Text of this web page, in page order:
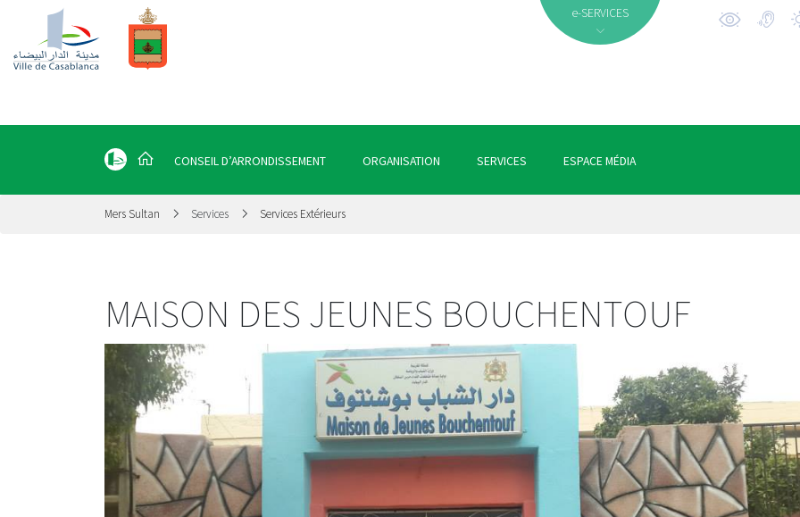
e-SERVICES
CONSEIL D’ARRONDISSEMENT ORGANISATION SERVICES ESPACE MÉDIA
Mers Sultan Services Services Extérieurs
MAISON DES JEUNES BOUCHENTOUF